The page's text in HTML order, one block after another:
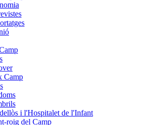
Camp
i l'Hospitalet de l'Infant
roig del Camp